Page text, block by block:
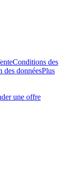
Conditions des
des donnéesPlus
une offre